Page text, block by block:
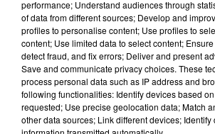
Flash infos
Crédit :Flash infos
performance; Understand audiences through
of data from different sources; Develop and
profiles to personalise content; Use profiles to
content; Use limited data to select content;
detect fraud, and fix errors; Deliver and present
Save and communicate privacy choices. These
process personal data such as IP address and
following functionalities: Identify devices based
requested; Use precise geolocation data; Match
other data sources; Link different devices;